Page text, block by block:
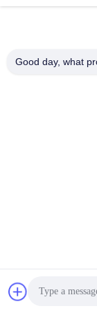
NO.61 Zona
Good day, what